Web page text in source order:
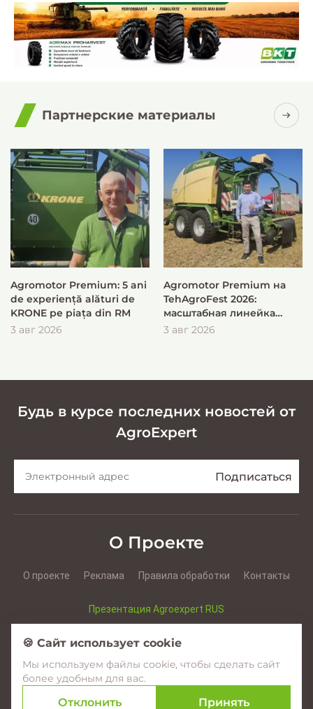
Партнерские материалы
Agromotor Premium: 5 ani
de experiență alături de
KRONE pe piața din RM
3 авг 2026
Agromotor Premium на
TehAgroFest 2026:
масштабная линейка
KRONE для быстрой и
3 авг 2026
Будь в курсе последних новостей от
AgroExpert
О Проекте
О проекте Реклама Правила обработки Контакты
Презентация Agroexpert RUS
Facebook YouTube Instagram
🍪 Сайт использует cookie
Мы используем файлы cookie, чтобы сделать сайт
более удобным для вас.
Отклонить Принять